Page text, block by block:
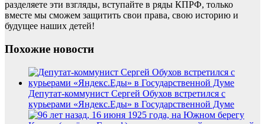
разделяете эти взгляды, вступайте в ряды КПРФ, только
вместе мы сможем защитить свои права, свою историю и
будущее наших детей!
Похожие новости
Депутат-коммунист Сергей Обухов встретился с
курьерами «Яндекс.Еды» в Государственной Думе